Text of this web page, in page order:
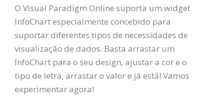
O Visual Paradigm Online suporta um widget
InfoChart especialmente concebido para
suportar diferentes tipos de necessidades de
visualização de dados. Basta arrastar um
InfoChart para o seu design, ajustar a cor e o
tipo de letra, arrastar o valor e já está! Vamos
experimentar agora!